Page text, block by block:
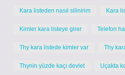
Kara listeden nasıl silinirim Kara
Kimler kara listeye girer Telefon
Thy kara listede kimler var Thy
Thynin yüzde kaçı devlet Uçakta